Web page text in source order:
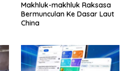
Makhluk-makhluk Raksasa
Bermunculan Ke Dasar Laut
China